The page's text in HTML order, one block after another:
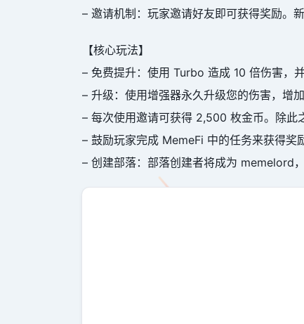
– 邀请机制：玩家邀请好友即可获得奖励。
【核心玩法】
– 免费提升：使用 Turbo 造成 10 倍伤害，
– 升级：使用增强器永久升级您的伤害，增
– 每次使用邀请可获得 2,500 枚金币。除此
– 鼓励玩家完成 MemeFi 中的任务来获得奖
– 创建部落：部落创建者将成为 memelord